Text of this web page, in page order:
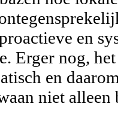
en
Erger nog,
en
niet